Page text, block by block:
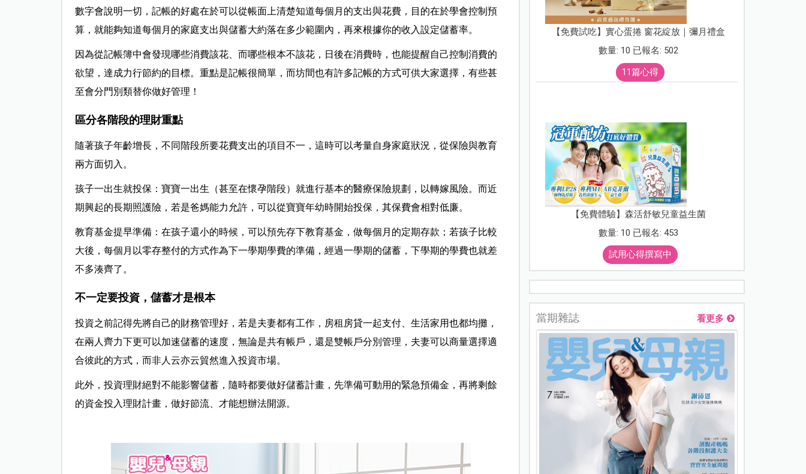
數字會說明一切，記帳的好處在於可以從帳面上清楚知道每個月的支出與花費，目的在於學會控制預
算，就能夠知道每個月的家庭支出與儲蓄大約落在多少範圍內，再來根據你的收入設定儲蓄率。
因為從記帳簿中會發現哪些消費該花、而哪些根本不該花，日後在消費時，也能提醒自己控制消費的
欲望，達成力行節約的目標。重點是記帳很簡單，而坊間也有許多記帳的方式可供大家選擇，有些甚
至會分門別類替你做好管理！
區分各階段的理財重點
隨著孩子年齡增長，不同階段所要花費支出的項目不一，這時可以考量自身家庭狀況，從保險與教育
兩方面切入。
孩子一出生就投保：寶寶一出生（甚至在懷孕階段）就進行基本的醫療保險規劃，以轉嫁風險。而近
期興起的長期照護險，若是爸媽能力允許，可以從寶寶年幼時開始投保，其保費會相對低廉。
教育基金提早準備：在孩子還小的時候，可以預先存下教育基金，做每個月的定期存款；若孩子比較
大後，每個月以零存整付的方式作為下一學期學費的準備，經過一學期的儲蓄，下學期的學費也就差
不多湊齊了。
不一定要投資，儲蓄才是根本
投資之前記得先將自己的財務管理好，若是夫妻都有工作，房租房貸一起支付、生活家用也都均攤，
在兩人齊力下更可以加速儲蓄的速度，無論是共有帳戶，還是雙帳戶分別管理，夫妻可以商量選擇適
合彼此的方式，而非人云亦云貿然進入投資市場。
此外，投資理財絕對不能影響儲蓄，隨時都要做好儲蓄計畫，先準備可動用的緊急預備金，再將剩餘
的資金投入理財計畫，做好節流、才能想辦法開源。
【免費試吃】實心蛋捲 窗花綻放｜彌月禮盒
數量: 10 已報名: 502
11篇心得
【免費體驗】森活舒敏兒童益生菌
數量: 10 已報名: 453
試用心得撰寫中
當期雜誌 看更多